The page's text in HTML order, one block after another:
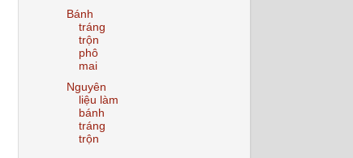
Bánh
tráng
trộn
phô
mai
Nguyên
liệu làm
bánh
tráng
trộn